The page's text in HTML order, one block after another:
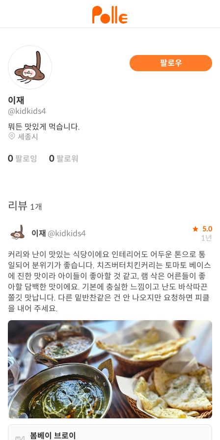
팔로우
이재
@kidkids4
뭐든 맛있게 먹습니다.
세종시
0 팔로잉 0 팔로워
리뷰 1개
이재 @kidkids4 5.0
1년
커리와 난이 맛있는 식당이에요 인테리어도 어두운 톤으로 통
일되어 분위기가 좋습니다. 치즈버터치킨커리는 토마토 베이스
에 진한 맛이라 아이들이 좋아할 것 같고, 램 삭은 어른들이 좋
아할 담백한 맛이에요. 기본에 충실한 느낌이고 난도 바삭따끈
쫄깃 맛납니다. 다른 밑반찬같은 건 안 나오지만 요청하면 피클
을 내어 주세요.
봄베이 브로이